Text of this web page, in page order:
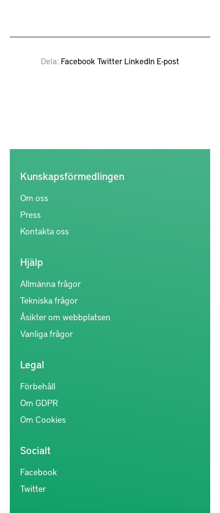
Dela Facebook Twitter LinkedIn E-post
Kunskapsförmedlingen
Om oss
Press
Kontakta oss
Hjälp
Allmänna frågor
Tekniska frågor
Åsikter om webbplatsen
Vanliga frågor
Legal
Förbehåll
Om GDPR
Om Cookies
Socialt
Facebook
Twitter